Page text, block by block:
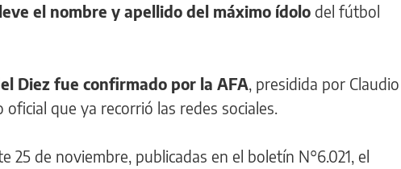
el nombre y apellido del máximo ídolo del fútbol
Diez fue confirmado por la AFA , presidida por Claudio
que ya recorrió las redes sociales.
25 de noviembre, publicadas en el boletín N°6.021, el